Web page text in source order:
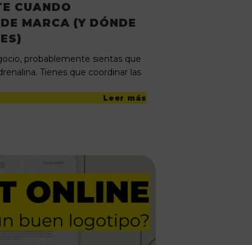
CUANDO
MARCA (Y DÓNDE
probablemente sientas que
Tienes que coordinar las
Leer más